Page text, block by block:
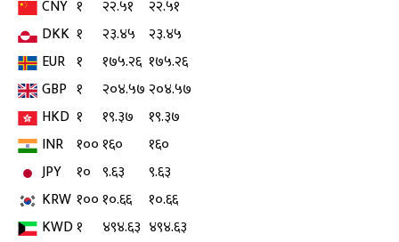
CNY १ २२.५१
२२.५१
DKK १ २३.४५
२३.४५
EUR १ १७५.२६ १७५.२६
GBP १ २०४.५७ २०४.५७
HKD १ १९.३७
१९.३७
INR १००१६०
१६०
JPY
१० ९.६३
९.६३
KRW १००१०.६६
१०.६६
KWD१ ४९४.६३ ४९४.६३